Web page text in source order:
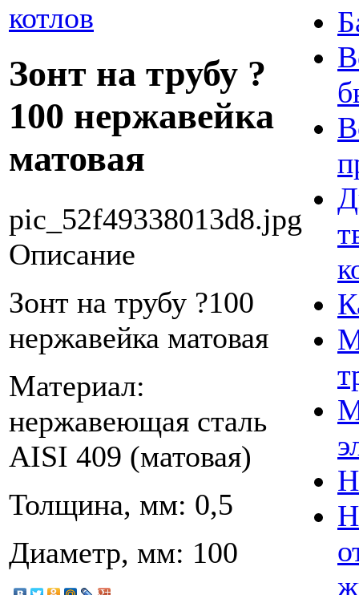
котлов
Зонт на трубу ?
100 нержавейка
матовая
pic_52f49338013d8.jpg
Описание
Зонт на трубу ?100
нержавейка матовая
Материал:
нержавеющая сталь
AISI 409 (матовая)
Толщина, мм: 0,5
Диаметр, мм: 100